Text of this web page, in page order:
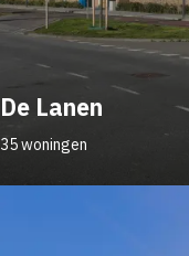
De Lanen
35 woningen